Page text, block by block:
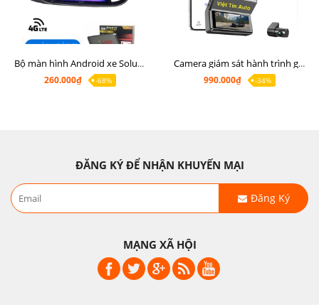
Bộ màn hình Android xe Soluto, mặt dưỡng lắp màn hình Soluto kèm rắc zin
260.000₫
-68%
Camera giám sát hành trình ghi hình 2 mắt Q8 Pro độ phân giải 2K +1080P
990.000₫
-34%
ĐĂNG KÝ ĐỂ NHẬN KHUYẾN MẠI
Đăng Ký
MẠNG XÃ HỘI